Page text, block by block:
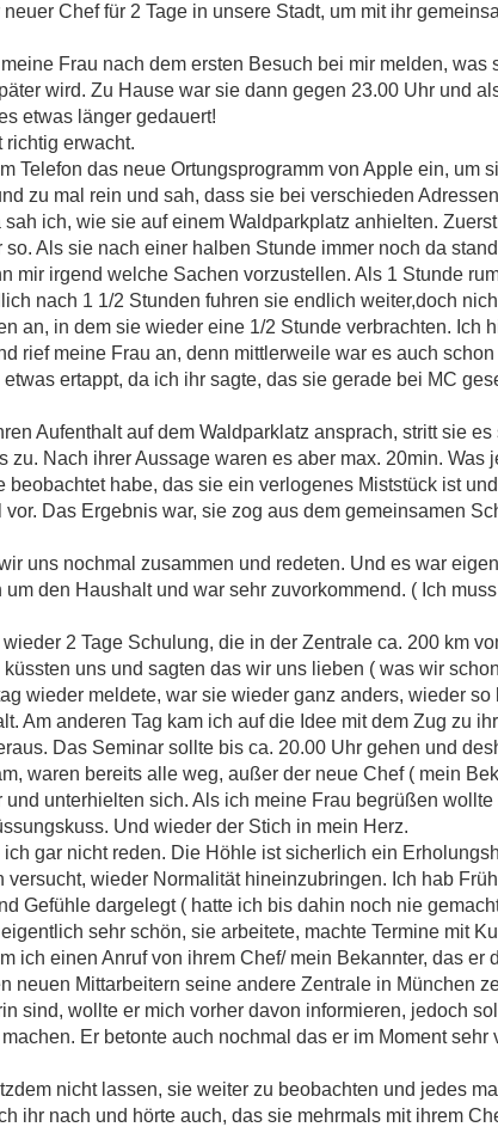
Chef für 2 Tage in unsere Stadt, um mit ihr
Frau nach dem ersten Besuch bei mir melden, was
wird. Zu Hause war sie dann gegen 23.00 Uhr und
etwas länger gedauert!
richtig erwacht.
Telefon das neue Ortungsprogramm von Apple ein, um
zu mal rein und sah, dass sie bei verschieden
ich, wie sie auf einem Waldparkplatz anhielten.
so. Als sie nach einer halben Stunde immer noch da
mir irgend welche Sachen vorzustellen. Als 1 Stunde
nach 1 1/2 Stunden fuhren sie endlich weiter,doch
an, in dem sie wieder eine 1/2 Stunde verbrachten. Ich
rief meine Frau an, denn mittlerweile war es auch
ertappt, da ich ihr sagte, das sie gerade bei MC
Aufenthalt auf dem Waldparklatz ansprach, stritt sie
zu. Nach ihrer Aussage waren es aber max. 20min. Was
beobachtet habe, das sie ein verlogenes Miststück ist
Das Ergebnis war, sie zog aus dem gemeinsamen
uns nochmal zusammen und redeten. Und es war
um den Haushalt und war sehr zuvorkommend. ( Ich
2 Tage Schulung, die in der Zentrale ca. 200 km
uns und sagten das wir uns lieben ( was wir
wieder meldete, war sie wieder ganz anders, wieder
Am anderen Tag kam ich auf die Idee mit dem Zug zu
Das Seminar sollte bis ca. 20.00 Uhr gehen und
waren bereits alle weg, außer der neue Chef ( mein
unterhielten sich. Als ich meine Frau begrüßen
Und wieder der Stich in mein Herz.
gar nicht reden. Die Höhle ist sicherlich ein
versucht, wieder Normalität hineinzubringen. Ich hab
Gefühle dargelegt ( hatte ich bis dahin noch nie
sehr schön, sie arbeitete, machte Termine mit
ich einen Anruf von ihrem Chef/ mein Bekannter, das er
neuen Mittarbeitern seine andere Zentrale in München
sind, wollte er mich vorher davon informieren, jedoch
Er betonte auch nochmal das er im Moment
nicht lassen, sie weiter zu beobachten und jedes
ihr nach und hörte auch, das sie mehrmals mit ihrem